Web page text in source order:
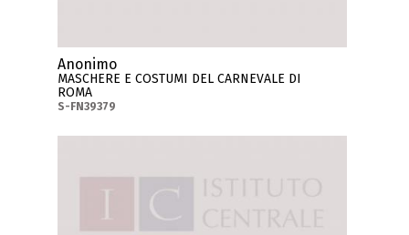
Anonimo
MASCHERE E COSTUMI DEL CARNEVALE DI
ROMA
S-FN39379